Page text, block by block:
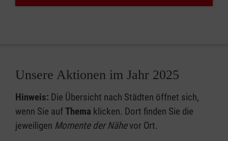
Unsere Aktionen im Jahr 2025
Hinweis: Die Übersicht nach Städten öffnet sich,
wenn Sie aufThema klicken. Dort finden Sie die
jeweiligen Momente der Nähevor Ort.